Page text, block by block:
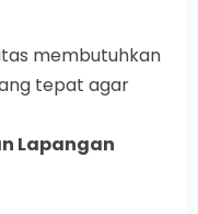
membutuhkan
tepat agar
Lapangan